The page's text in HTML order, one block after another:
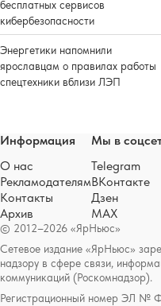
бесплатных сервисов
кибербезопасности
Энергетики напомнили
ярославцам о правилах работы
спецтехники вблизи ЛЭП
© 2012–2026 «ЯрНьюс»
Сетевое издание «ЯрНьюс»
надзору в сфере связи,
коммуникаций (Роскомнадзор).
Регистрационный номер ЭЛ №
Информация
О нас
Рекламодателям
Контакты
Архив
Мы в
Telegram
ВКонтакте
Дзен
MAX